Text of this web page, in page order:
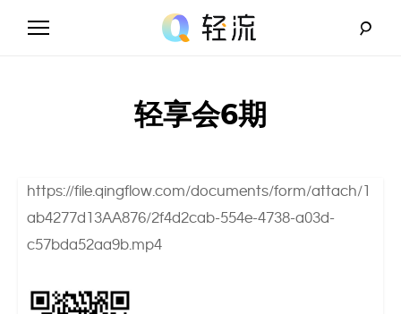
A
I
代
轻享会6期
https://file.qingflow.com/documents/form/attach/1
ab4277d13AA876/2f4d2cab-554e-4738-a03d-
c57bda52aa9b.mp4